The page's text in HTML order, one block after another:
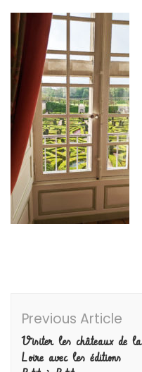
Navigation
Previous Article
Visiter les châteaux de la
Loire avec les éditions